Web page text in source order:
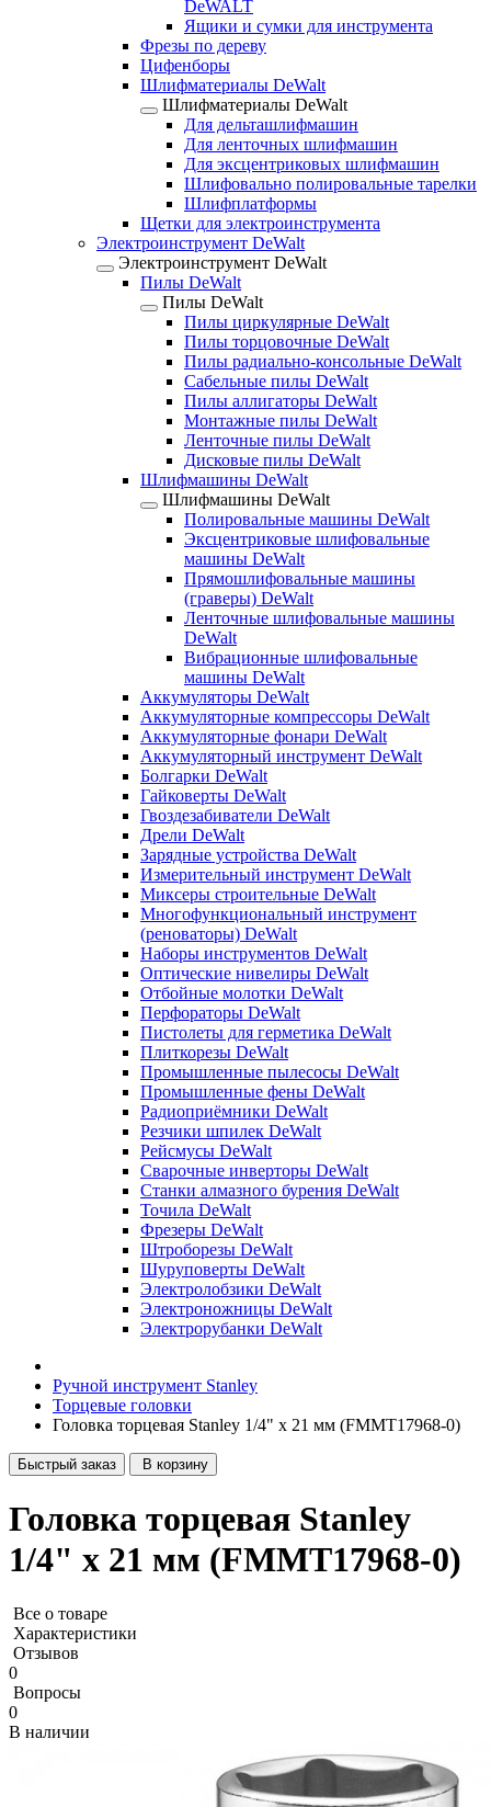
DeWALT
Ящики и сумки для инструмента
Фрезы по дереву
Цифенборы
Шлифматериалы DeWalt
Шлифматериалы DeWalt
Для дельташлифмашин
Для ленточных шлифмашин
Для эксцентриковых шлифмашин
Шлифовально полировальные тарелки
Шлифплатформы
Щетки для электроинструмента
Электроинструмент DeWalt
Электроинструмент DeWalt
Пилы DeWalt
Пилы DeWalt
Пилы циркулярные DeWalt
Пилы торцовочные DeWalt
Пилы радиально-консольные DeWalt
Сабельные пилы DeWalt
Пилы аллигаторы DeWalt
Монтажные пилы DeWalt
Ленточные пилы DeWalt
Дисковые пилы DeWalt
Шлифмашины DeWalt
Шлифмашины DeWalt
Полировальные машины DeWalt
Эксцентриковые шлифовальные
машины DeWalt
Прямошлифовальные машины
(граверы) DeWalt
Ленточные шлифовальные машины
DeWalt
Вибрационные шлифовальные
машины DeWalt
Аккумуляторы DeWalt
Аккумуляторные компрессоры DeWalt
Аккумуляторные фонари DeWalt
Аккумуляторный инструмент DeWalt
Болгарки DeWalt
Гайковерты DeWalt
Гвоздезабиватели DeWalt
Дрели DeWalt
Зарядные устройства DeWalt
Измерительный инструмент DeWalt
Миксеры строительные DeWalt
Многофункциональный инструмент
(реноваторы) DeWalt
Наборы инструментов DeWalt
Оптические нивелиры DeWalt
Отбойные молотки DeWalt
Перфораторы DeWalt
Пистолеты для герметика DeWalt
Плиткорезы DeWalt
Промышленные пылесосы DeWalt
Промышленные фены DeWalt
Радиоприёмники DeWalt
Резчики шпилек DeWalt
Рейсмусы DeWalt
Сварочные инверторы DeWalt
Станки алмазного бурения DeWalt
Точила DeWalt
Фрезеры DeWalt
Штроборезы DeWalt
Шуруповерты DeWalt
Электролобзики DeWalt
Электроножницы DeWalt
Электрорубанки DeWalt
Ручной инструмент Stanley
Торцевые головки
Головка торцевая Stanley 1/4" х 21 мм (FMMT17968-0)
Быстрый заказ В корзину
Головка торцевая Stanley
1/4" х 21 мм (FMMT17968-0)
Все о товаре
Характеристики
Отзывов
0
Вопросы
0
В наличии